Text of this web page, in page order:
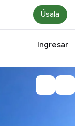
Úsala
Ingresar